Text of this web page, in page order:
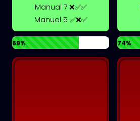
Manual 7 ❌✅✅
Manual 5 ✅❌✅
69% 74%